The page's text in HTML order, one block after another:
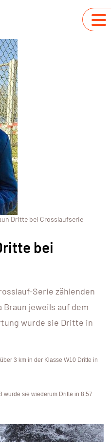
Dritte bei Crosslaufserie
bei
Serie zählenden
Braun jeweils auf dem
wurde sie Dritte in
3 km in der Klasse W10 Dritte in
wurde sie wiederum Dritte in 8:57